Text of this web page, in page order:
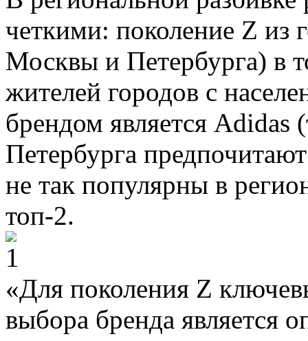
четкими: поколение Z из
Москвы и Петербурга) в
жителей городов с
брендом является
Петербурга
не так популярны в
топ-2.
«Для поколения Z
выбора бренда является